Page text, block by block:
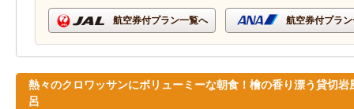
航空券付プラン一覧へ 航空券付プラ
熱々のクロワッサンにボリューミーな朝食！檜の香り漂う貸切岩
呂